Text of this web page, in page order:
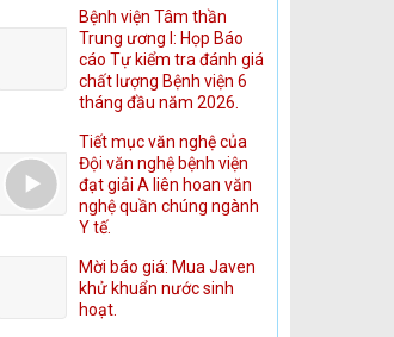
Bệnh viện Tâm thần
Trung ương I: Họp Báo
cáo Tự kiểm tra đánh giá
chất lượng Bệnh viện 6
tháng đầu năm 2026.
Tiết mục văn nghệ của
Đội văn nghệ bệnh viện
đạt giải A liên hoan văn
nghệ quần chúng ngành
Y tế.
Mời báo giá: Mua Javen
khử khuẩn nước sinh
hoạt.